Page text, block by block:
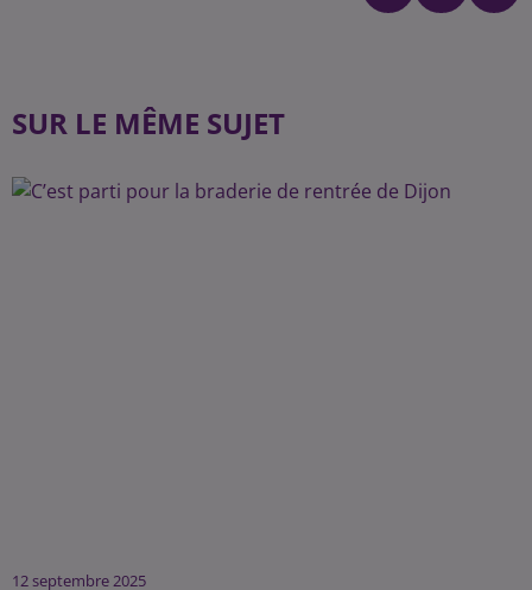
SUR LE MÊME SUJET
12 septembre 2025